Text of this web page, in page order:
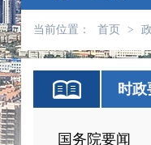
当前位置： 首页 >
时政
国务院要闻